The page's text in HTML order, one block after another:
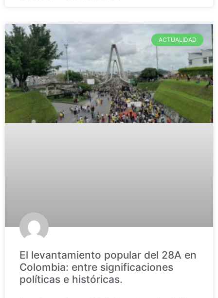
ACTUALIDAD
El levantamiento popular del 28A en
Colombia: entre significaciones
políticas e históricas.